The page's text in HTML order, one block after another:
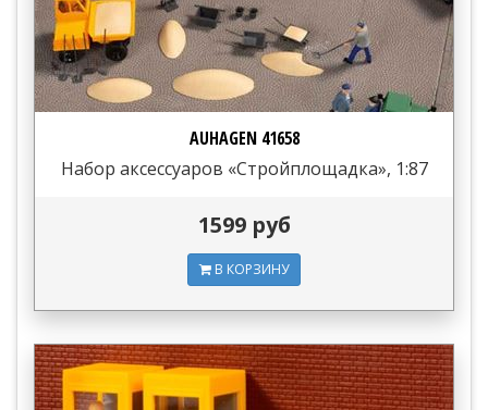
AUHAGEN 41658
Набор аксессуаров «Стройплощадка», 1:87
1599 руб
В КОРЗИНУ